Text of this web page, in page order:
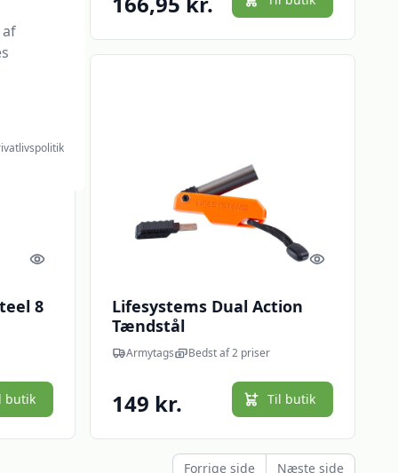
Quick look
8
butik
Quick look
Lifesystems Dual Action
Tændstål
Armytags Bedst af 2 priser
149 kr. Til butik
Forrige side Næste side